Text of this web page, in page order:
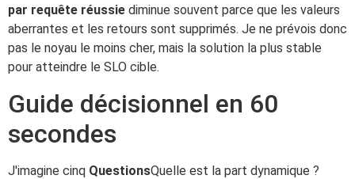
par requête réussie diminue souvent parce que les valeurs
aberrantes et les retours sont supprimés. Je ne prévois donc
pas le noyau le moins cher, mais la solution la plus stable
pour atteindre le SLO cible.
Guide décisionnel en 60
secondes
J'imagine cinq QuestionsQuelle est la part dynamique ?